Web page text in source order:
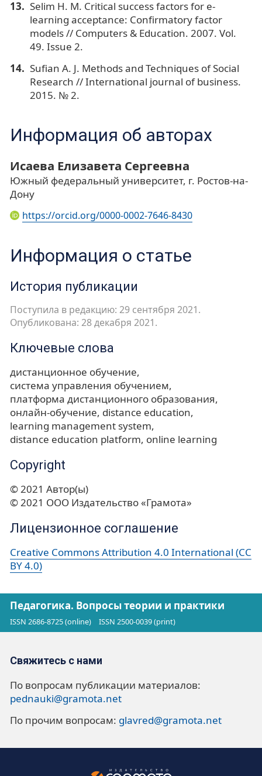
Selim H. M. Critical success factors for e-
learning acceptance: Confirmatory factor
models // Computers & Education. 2007. Vol.
49. Issue 2.
Sufian A. J. Methods and Techniques of Social
Research // International journal of business.
2015. № 2.
Информация об авторах
Исаева Елизавета Сергеевна
Южный федеральный университет, г. Ростов-на-
Дону
https://orcid.org/0000-0002-7646-8430
Информация о статье
История публикации
Поступила в редакцию: 29 сентября 2021.
Опубликована: 28 декабря 2021.
Ключевые слова
дистанционное обучение
система управления обучением
платформа дистанционного образования
онлайн-обучение distance education
learning management system
distance education platform online learning
Copyright
© 2021 Автор(ы)
© 2021 ООО Издательство «Грамота»
Лицензионное соглашение
Creative Commons Attribution 4.0 International (CC
BY 4.0)
Педагогика. Вопросы теории и практики
ISSN 2686-8725 (online) ISSN 2500-0039 (print)
Свяжитесь с нами
По вопросам публикации материалов:
pednauki@gramota.net
По прочим вопросам: glavred@gramota.net